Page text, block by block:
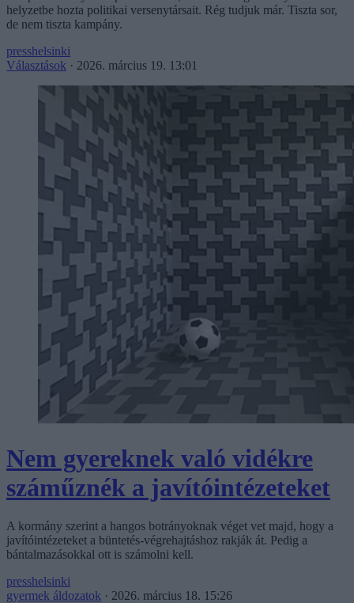
helyzetbe hozta politikai versenytársait. Rég tudjuk már. Tiszta sor,
de nem tiszta kampány.
presshelsinki
Választások · 2026. március 19. 13:01
Nem gyereknek való vidékre
száműznék a javítóintézeteket
A kormány szerint a hangos botrányoknak véget vet majd, hogy a
javítóintézeteket a büntetés-végrehajtáshoz rakják át. Pedig a
bántalmazásokkal ott is számolni kell.
presshelsinki
gyermek áldozatok · 2026. március 18. 15:26